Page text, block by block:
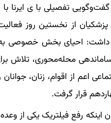
۱۴۰۵ در گفت‌وگویی تفصیلی با ی
از نخستین روز
داشت: احیای بخش خصوصی به
ساماندهی محله‌محوری، تلاش
اعم از اقوام، زنان،
قرار گرفت.
اینکه رفع فیلتریک یکی از